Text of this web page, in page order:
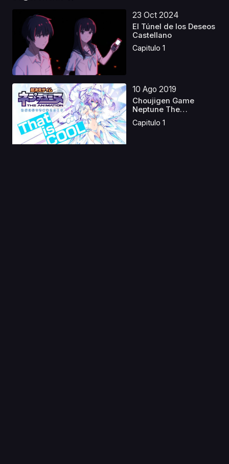
23 Oct 2024
El Túnel de los Deseos
Castellano
Capitulo 1
10 Ago 2019
Choujigen Game
Neptune The
Animation: Ne...
Capitulo 1